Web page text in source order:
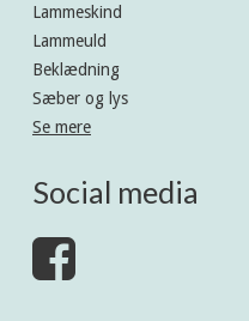
Lammeskind
Lammeuld
Beklædning
Sæber og lys
Se mere
Social media